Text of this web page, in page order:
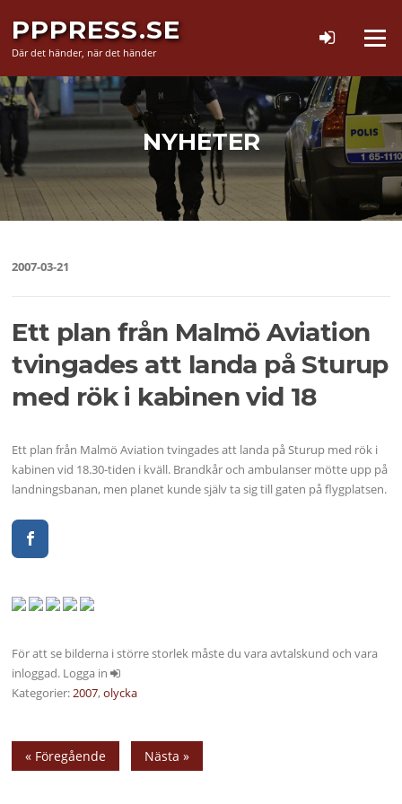
innehåll
PPPRESS.SE
Där det händer, när det händer
Meny
NYHETER
2007-03-21
Ett plan från Malmö Aviation
tvingades att landa på Sturup
med rök i kabinen vid 18
Ett plan från Malmö Aviation tvingades att landa på Sturup med rök i
kabinen vid 18.30-tiden i kväll. Brandkår och ambulanser mötte upp på
landningsbanan, men planet kunde själv ta sig till gaten på flygplatsen.
För att se bilderna i större storlek måste du vara avtalskund och vara
inloggad. Logga in
Kategorier:2007,olycka
« Föregående Nästa »